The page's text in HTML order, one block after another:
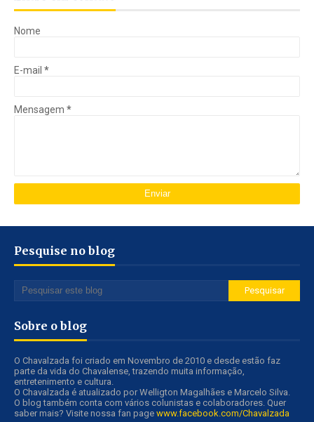
Nome
E-mail *
Mensagem *
Pesquise no blog
Sobre o blog
O Chavalzada foi criado em Novembro de 2010 e desde estão faz
parte da vida do Chavalense, trazendo muita informação,
entretenimento e cultura.
O Chavalzada é atualizado por Welligton Magalhães e Marcelo Silva.
O blog também conta com vários colunistas e colaboradores. Quer
saber mais? Visite nossa fan page www.facebook.com/Chavalzada